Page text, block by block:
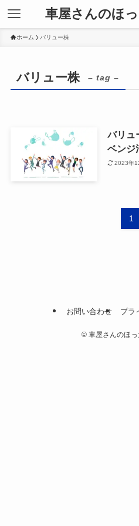
車屋さんのほ
ホーム バリュー株
バリュー株 – tag –
バリュ
ベンジ
2023年
1
お問い合わせ プラ
©車屋さんのほっ